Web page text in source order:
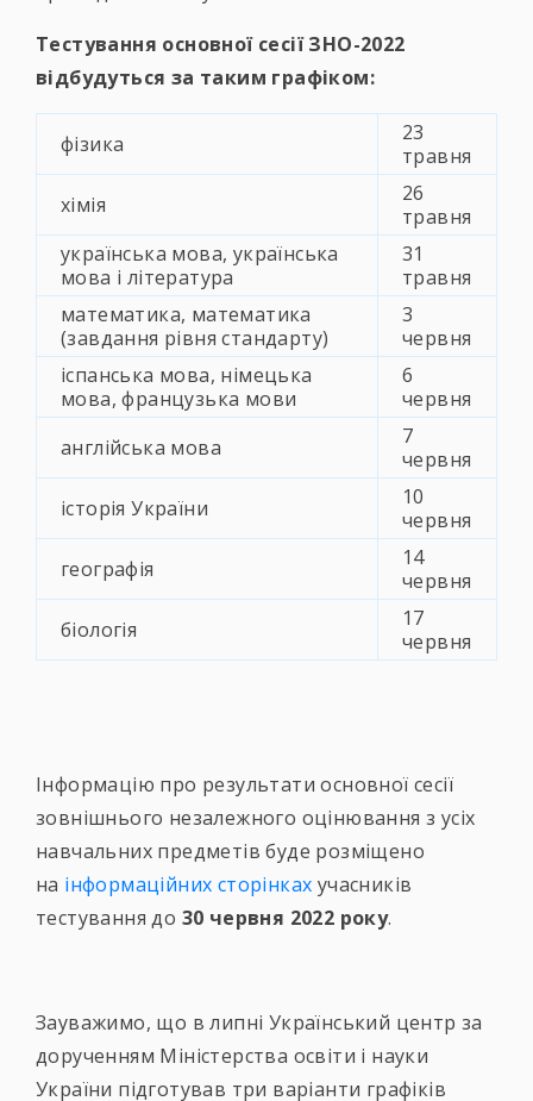
Тестування основної сесії ЗНО-2022
відбудуться за таким графіком:
фізика
23
травня
хімія
26
травня
українська мова, українська
мова і література
31
травня
математика, математика
(завдання рівня стандарту)
3
червня
іспанська мова, німецька
мова, французька мови
6
червня
англійська мова
7
червня
історія України
10
червня
географія
14
червня
біологія
17
червня
Інформацію про результати основної сесії
зовнішнього незалежного оцінювання з усіх
навчальних предметів буде розміщено
на інформаційних сторінках учасників
тестування до 30 червня 2022 року.
Зауважимо, що в липні Український центр за
дорученням Міністерства освіти і науки
України підготував три варіанти графіків